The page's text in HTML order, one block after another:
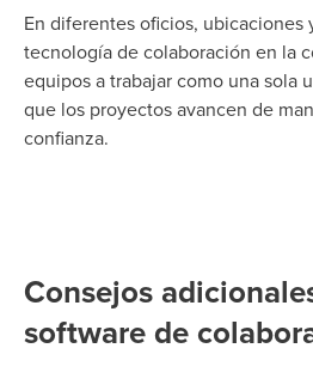
En diferentes oficios, ubicaciones
tecnología de colaboración en la
equipos a trabajar como una sola
que los proyectos avancen de
confianza.
Consejos
software de